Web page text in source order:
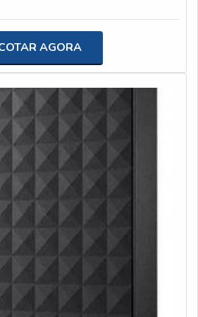
pode ser utilizado
empresaPara sempre garantir os
mais alta qualidade, é preciso
uma empresa qualificada no
ao fazer uma rápida pesquisa,
a T2W como a melhor
repleta de profissionais
garante eficiência em todos os
disso, a T2W
própria, e um excelente estoque
garante qualidade ao
marcas do mercado, como por
Lenovo, etc; oferecendo,
Grupo T2W foi fundado
comercialização de produtos no
comercial e suprimentos. A
o território nacional, com estrutura
AGORA